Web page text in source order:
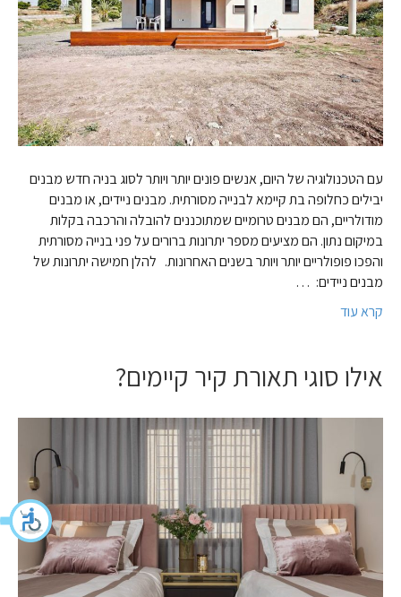
עם הטכנולוגיה של היום, אנשים פונים יותר ויותר לסוג בניה חדש מבנים
יבילים כחלופה בת קיימא לבנייה מסורתית. מבנים ניידים, או מבנים
מודולריים, הם מבנים טרומיים שמתוכננים להובלה והרכבה בקלות
במיקום נתון. הם מציעים מספר יתרונות ברורים על פני בנייה מסורתית
והפכו פופולריים יותר ויותר בשנים האחרונות. להלן חמישה יתרונות של
מבנים ניידים: …
קרא עוד
אילו סוגי תאורת קיר קיימים?